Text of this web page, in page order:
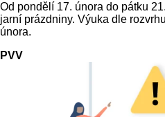
Od pondělí 17. února do pátku
jarní prázdniny. Výuka dle
února.
PVV